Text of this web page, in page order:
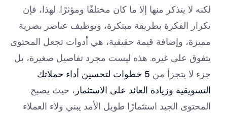
لكنه لا يتذكر منها إلا ما كان مختلفًا ومؤثرًا. لهذا، فإن
تكرار الفكرة بطريقة مبتكرة، وتوظيف عناصر بصرية
مميزة، وإضافة قيمة حقيقية، هي أدوات تجعل المحتوى
يتفوق على غيره. هذه ليست مجرد تفاصيل صغيرة، بل
جزء لا يتجزأ من
5 خطوات لتحسين أداء حملاتك
التسويقية وزيادة العائد على الاستثمار ، حيث يصبح
المحتوى الجيد استثمارًا طويل الأمد يبني ولاء العملاء